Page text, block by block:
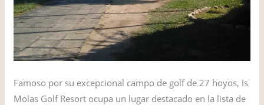
Famoso por su excepcional campo de golf de 27 hoyos, Is
Molas Golf Resort ocupa un lugar destacado en la lista de